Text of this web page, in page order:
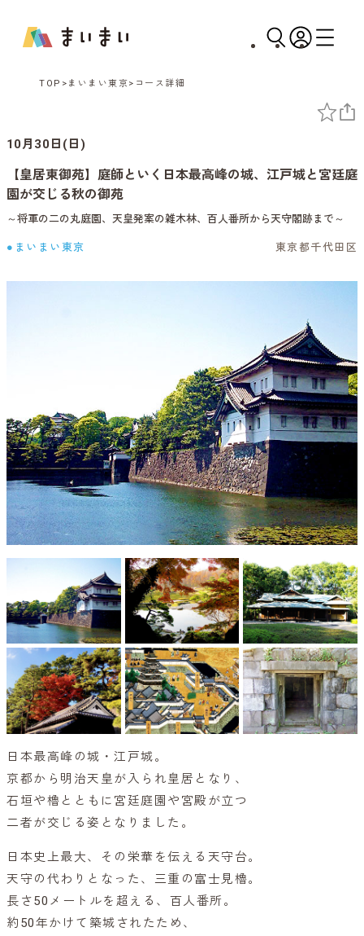
TOP まいまい東京 コース詳細
10月30日(日)
【皇居東御苑】庭師といく日本最高峰の城、江戸城と宮廷庭
園が交じる秋の御苑
～将軍の二の丸庭園、天皇発案の雑木林、百人番所から天守閣跡まで～
●まいまい東京 東京都千代田区
日本最高峰の城・江戸城。
京都から明治天皇が入られ皇居となり、
石垣や櫓とともに宮廷庭園や宮殿が立つ
二者が交じる姿となりました。
日本史上最大、その栄華を伝える天守台。
天守の代わりとなった、三重の富士見櫓。
長さ50メートルを超える、百人番所。
約50年かけて築城されたため、